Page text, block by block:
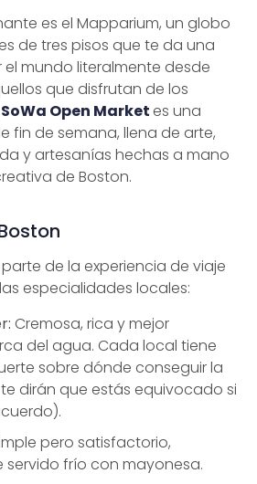
es el Mapparium, un globo
de tres pisos que te da una
mundo literalmente desde
que disfrutan de los
SoWa Open Market es una
fin de semana, llena de arte,
y artesanías hechas a mano
de Boston.
de la experiencia de viaje
especialidades locales:
Cremosa, rica y mejor
del agua. Cada local tiene
sobre dónde conseguir la
dirán que estás equivocado si
pero satisfactorio,
servido frío con mayonesa.